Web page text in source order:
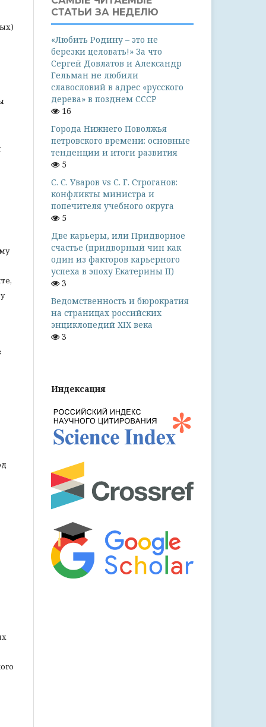
СТАТЬИ ЗА НЕДЕЛЮ
«Любить Родину – это не
березки целовать!» За что
Сергей Довлатов и Александр
Гельман не любили
славословий в адрес «русского
дерева» в позднем СССР
16
Города Нижнего Поволжья
петровского времени: основные
тенденции и итоги развития
5
С. С. Уваров vs С. Г. Строганов:
конфликты министра и
попечителя учебного округа
5
Две карьеры, или Придворное
счастье (придворный чин как
один из факторов карьерного
успеха в эпоху Екатерины II)
3
Ведомственность и бюрократия
на страницах российских
энциклопедий XIX века
3
Индексация